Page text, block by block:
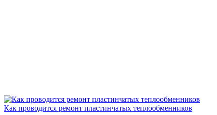
Как проводится ремонт пластинчатых теплообменников